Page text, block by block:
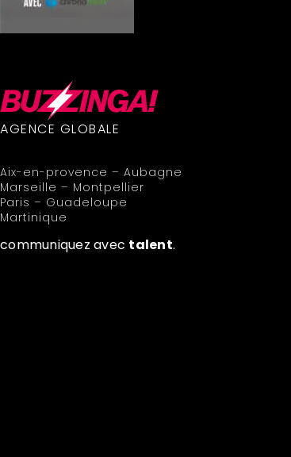
AGENCE GLOBALE
Aix-en-provence – Aubagne
Marseille – Montpellier
Paris – Guadeloupe
Martinique
communiquez avec talent.